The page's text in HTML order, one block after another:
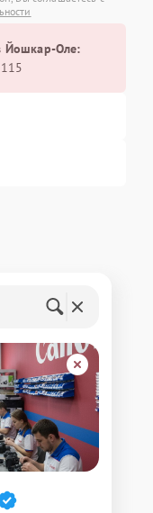
Йошкар-Оле: